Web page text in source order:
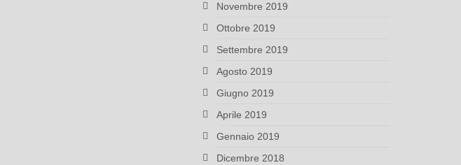
Novembre 2019
Ottobre 2019
Settembre 2019
Agosto 2019
Giugno 2019
Aprile 2019
Gennaio 2019
Dicembre 2018